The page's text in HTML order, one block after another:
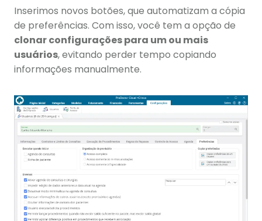
Inserimos novos botões, que automatizam a cópia
de preferências. Com isso, você tem a opção de
clonar configurações para um ou mais
usuários, evitando perder tempo copiando
informações manualmente.